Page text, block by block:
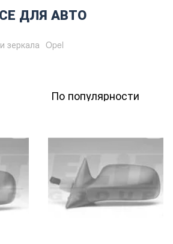
ДЛЯ АВТО
зеркала Opel
По популярности